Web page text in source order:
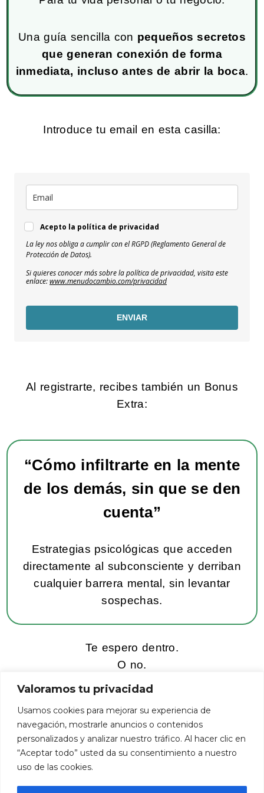
Valoramos tu privacidad
Usamos cookies para mejorar su experiencia de
navegación, mostrarle anuncios o contenidos
personalizados y analizar nuestro tráfico. Al hacer clic en
“Aceptar todo” usted da su consentimiento a nuestro
uso de las cookies.
Una guía sencilla con pequeños secretos
que generan conexión de forma
inmediata, incluso antes de abrir la boca.
Introduce tu email en esta casilla:
Acepto la política de privacidad
La ley nos obliga a cumplir con el RGPD (Reglamento General de
Protección de Datos).
Si quieres conocer más sobre la política de privacidad, visita este
enlace:www.menudocambio.com/privacidad
ENVIAR
Al registrarte, recibes también un Bonus
Extra:
“Cómo infiltrarte en la mente
de los demás, sin que se den
cuenta”
Estrategias psicológicas que acceden
directamente al subconsciente y derriban
cualquier barrera mental, sin levantar
sospechas.
Te espero dentro.
O no.
Como decidas estará bien.